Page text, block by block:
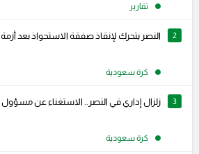
تقارير
2 النصر يتحرك لإنقاذ صفقة الاستحواذ بعد أزمة
كرة سعودية
3 زلزال إداري في النصر.. الاستغناء عن مسؤول
كرة سعودية